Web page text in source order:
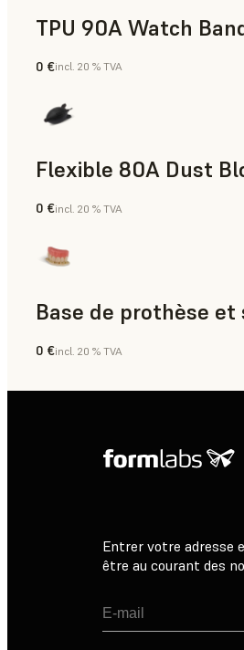
TPU 90A Watch
Poudre SLS
0 €incl. 20 % TVA
0 €incl. 20 % TVA
Dentaire
0 €incl. 20 % TVA
Entrer votre adresse
être au courant des